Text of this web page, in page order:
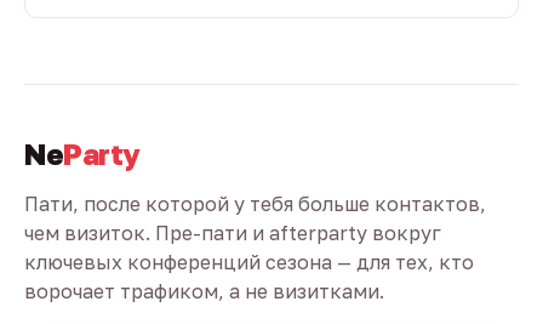
NeParty
Пати, после которой у тебя больше контактов,
чем визиток. Пре-пати и afterparty вокруг
ключевых конференций сезона — для тех, кто
ворочает трафиком, а не визитками.